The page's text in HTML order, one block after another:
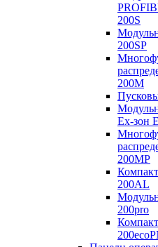
200S
200SP
200M
Ex-зон
200MP
200AL
200pro